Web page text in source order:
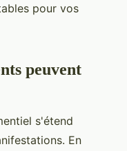
pour vos
peuvent
s'étend
En